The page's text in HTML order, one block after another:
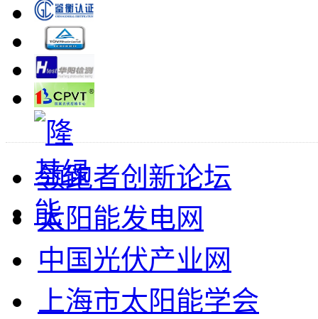
领跑者创新论坛
太阳能发电网
中国光伏产业网
上海市太阳能学会